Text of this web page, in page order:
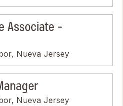
Associate -
Nueva Jersey
Nueva Jersey